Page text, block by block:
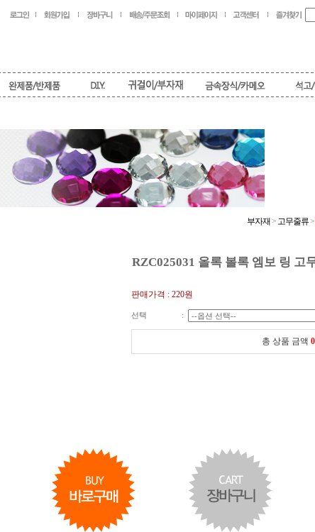
부자재 > 고무줄류>
RZC025031 올록 볼록 엠보 링 고
판매가격 : 220원
선택 :
총 상품 금액 0